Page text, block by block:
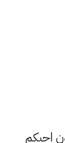
احبكم